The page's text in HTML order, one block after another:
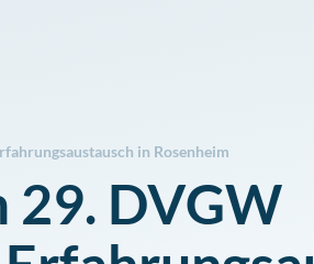
in Rosenheim
29. DVGW